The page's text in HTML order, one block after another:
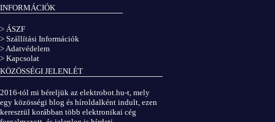
INFORMÁCIÓK
> ÁSZF
> Szállítási Információk
> Adatvédelem
> Kapcsolat
KÖZÖSSÉGI JELENLÉT
2016-tól mi béreljük az elektrobot.hu-t, mely
egy közösségi blog és híroldalként indult, ezen
keresztül korábban több elektronikai cég